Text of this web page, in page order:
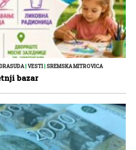
|VESTI|SREMSKA MITROVICA
bazar